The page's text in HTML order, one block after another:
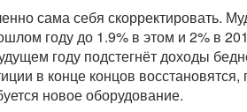
сама себя скорректировать.
году до 1.9% в этом и 2% в
году подстегнёт доходы
в конце концов восстановятся,
новое оборудование.